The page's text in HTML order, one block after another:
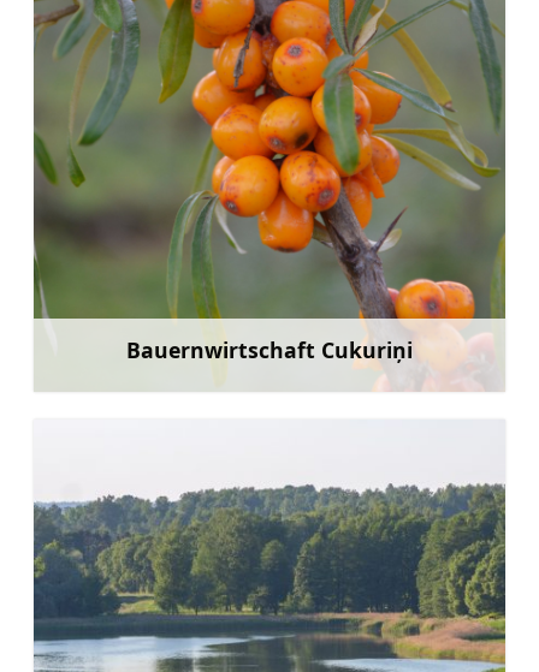
Bauernwirtschaft Cukuriņi
Mehr